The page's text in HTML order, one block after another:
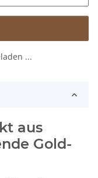
...
aus
Gold-